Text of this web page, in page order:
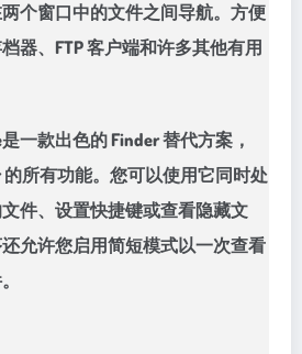
个窗口中的文件之间导航。方便
器、FTP 客户端和许多其他有用
一款出色的 Finder 替代方案，
的所有功能。您可以使用它同时处
件、设置快捷键或查看隐藏文
允许您启用简短模式以一次查看